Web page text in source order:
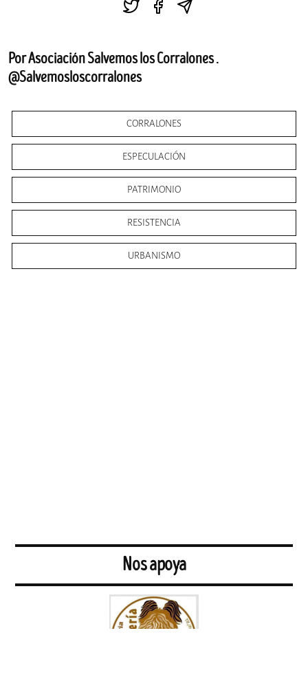
Por Asociación Salvemos los Corralones .
@Salvemosloscorralones
CORRALONES
ESPECULACIÓN
PATRIMONIO
RESISTENCIA
URBANISMO
Nos apoya